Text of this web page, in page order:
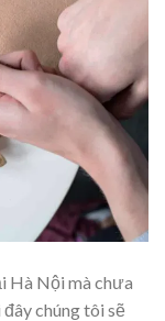
Hà Nội mà chưa
chúng tôi sẽ